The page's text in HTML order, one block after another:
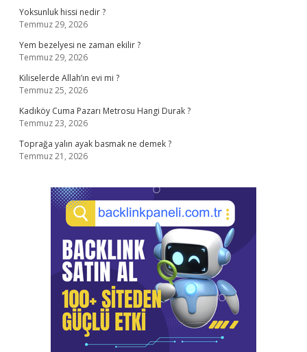
Yoksunluk hissi nedir ?
Temmuz 29, 2026
Yem bezelyesi ne zaman ekilir ?
Temmuz 29, 2026
Kiliselerde Allah’ın evi mi ?
Temmuz 25, 2026
Kadıköy Cuma Pazarı Metrosu Hangi Durak ?
Temmuz 23, 2026
Toprağa yalın ayak basmak ne demek ?
Temmuz 21, 2026